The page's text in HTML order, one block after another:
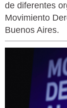
de diferentes
Movimiento
Buenos Aires.